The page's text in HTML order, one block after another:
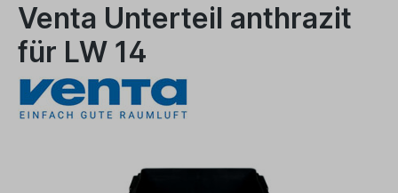
Venta Unterteil anthrazit
für LW 14